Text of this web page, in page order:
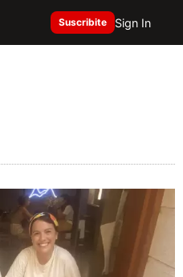
Suscribite Sign In